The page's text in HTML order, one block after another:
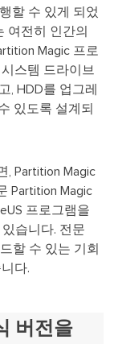
할 수 있게 되었
여전히 인간의
Magic 프로
스템 드라이브
, HDD를 업그레
있도록 설계되
, Partition Magic
Partition Magic
프로그램을
습니다. 전문
할 수 있는 기회
다.
버전을